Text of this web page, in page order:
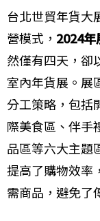
台北世貿年貨大
營模式， 2024年
然僅有四天，卻
室內年貨展。展
分工策略，包括
際美食區、伴手
品區等六大主題
提高了購物效率
需商品，避免了